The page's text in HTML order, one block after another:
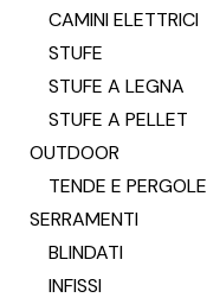
CAMINI ELETTRICI
STUFE
STUFE A LEGNA
STUFE A PELLET
OUTDOOR
TENDE E PERGOLE
SERRAMENTI
BLINDATI
INFISSI